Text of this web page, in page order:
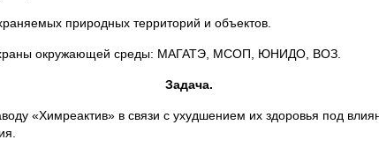
природных территорий и объектов.
окружающей среды: МАГАТЭ, МСОП, ЮНИДО, ВОЗ.
Задача.
«Химреактив» в связи с ухудшением их здоровья под